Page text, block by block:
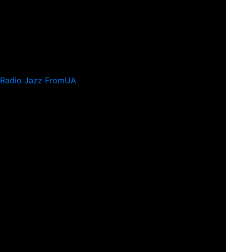
Radio Jazz FromUA